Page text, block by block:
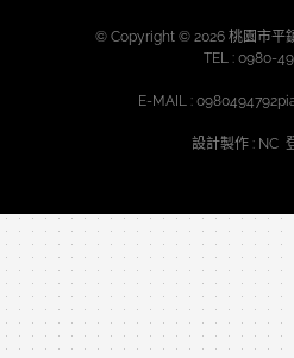
© Copyright © 2026 桃園市平
TEL : 0980-
E-MAIL :
設計製作: NC